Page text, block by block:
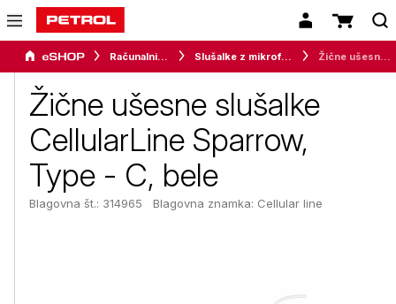
Računalništvo Slušalke z mikrofonom Žične ušesne slušalke CellularLine Sparrow, Type - C, bele
Žične ušesne slušalke
CellularLine Sparrow,
Type - C, bele
Blagovna št.: 314965 Blagovna znamka: Cellular line